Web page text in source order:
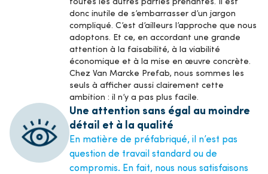
donc inutile de s’embarrasser d’un jargon
compliqué. C’est d’ailleurs l’approche que nous
adoptons. Et ce, en accordant une grande
attention à la faisabilité, à la viabilité
économique et à la mise en œuvre concrète.
Chez Van Marcke Prefab, nous sommes les
seuls à afficher aussi clairement cette
ambition : il n’y a pas plus facile.
Une attention sans égal au moindre
détail et à la qualité
En matière de préfabriqué, il n’est pas
question de travail standard ou de
compromis. En fait, nous nous satisfaisons